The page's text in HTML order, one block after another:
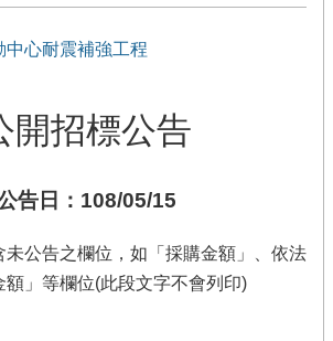
中心耐震補強工程
開招標公告
告日：108/05/15
未公告之欄位，如「採購金額」、依法
額」等欄位(此段文字不會列印)